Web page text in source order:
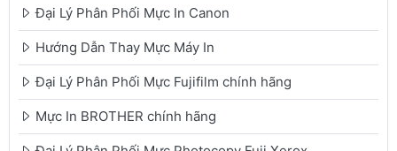
Đại Lý Phân Phối Mực In Canon
Hướng Dẫn Thay Mực Máy In
Đại Lý Phân Phối Mực Fujifilm chính hãng
Mực In BROTHER chính hãng